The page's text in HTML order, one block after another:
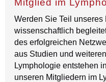
Werden Sie Teil
wissenschaftlich
des erfolgreichen
aus Studien und
Lymphologie entstehen
unseren Mitgliedern im